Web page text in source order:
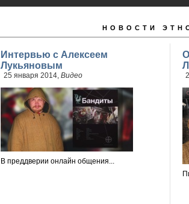
НОВОСТИ
Интервью с Алексеем
Лукьяновым
25 января 2014, Видео
В преддверии онлайн общения...